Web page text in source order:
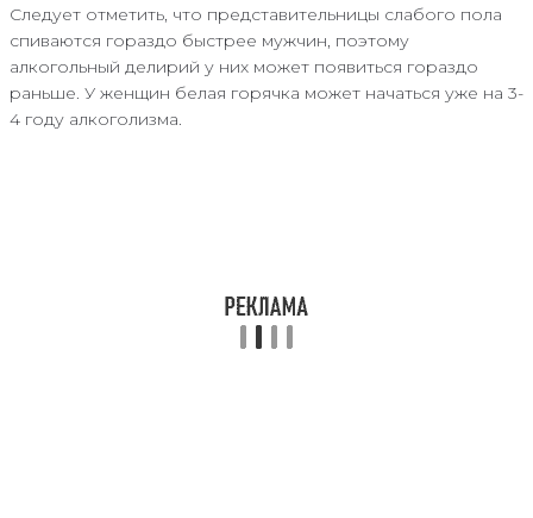
Следует отметить, что представительницы слабого пола
спиваются гораздо быстрее мужчин, поэтому
алкогольный делирий у них может появиться гораздо
раньше. У женщин белая горячка может начаться уже на 3-
4 году алкоголизма.